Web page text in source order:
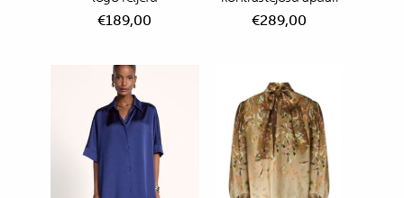
€189,00 €289,00